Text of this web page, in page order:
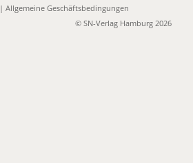
|Allgemeine Geschäftsbedingungen
© SN-Verlag Hamburg 2026